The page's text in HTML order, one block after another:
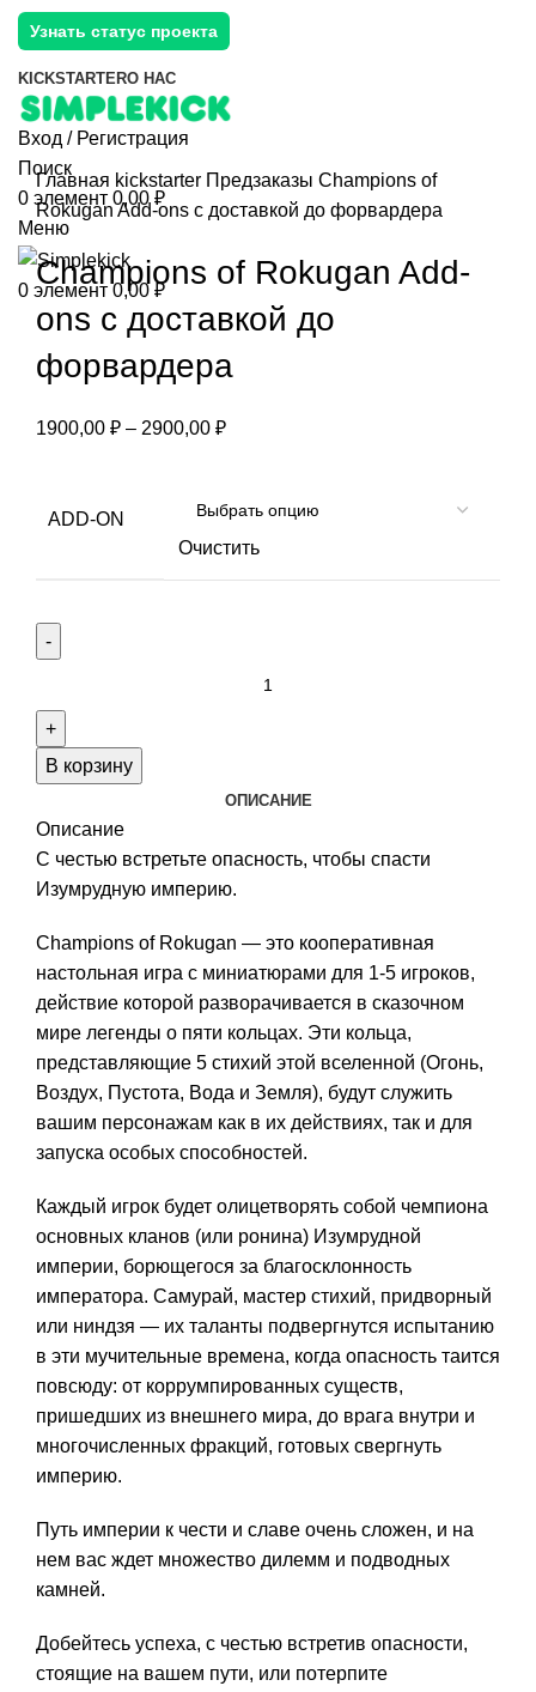
Узнать статус проекта
KICKSTARTERО НАС
Вход / Регистрация
Поиск
0 элемент 0,00₽
Меню
0 элемент 0,00₽
Главная kickstarter Предзаказы Champions of
Rokugan Add-ons с доставкой до форвардера
Champions of Rokugan Add-
ons с доставкой до
форвардера
1900,00 ₽ – 2900,00 ₽
ADD-ON
Очистить
Champions
of
Add-
ons
с
до
форвардера
В корзину
ОПИСАНИЕ
Описание
С честью встретьте опасность, чтобы спасти
Изумрудную империю.
Champions of Rokugan — это кооперативная
настольная игра с миниатюрами для 1-5 игроков,
действие которой разворачивается в сказочном
мире легенды о пяти кольцах. Эти кольца,
представляющие 5 стихий этой вселенной (Огонь,
Воздух, Пустота, Вода и Земля), будут служить
вашим персонажам как в их действиях, так и для
запуска особых способностей.
Каждый игрок будет олицетворять собой чемпиона
основных кланов (или ронина) Изумрудной
империи, борющегося за благосклонность
императора. Самурай, мастер стихий, придворный
или ниндзя — их таланты подвергнутся испытанию
в эти мучительные времена, когда опасность таится
повсюду: от коррумпированных существ,
пришедших из внешнего мира, до врага внутри и
многочисленных фракций, готовых свергнуть
империю.
Путь империи к чести и славе очень сложен, и на
нем вас ждет множество дилемм и подводных
камней.
Добейтесь успеха, с честью встретив опасности,
стоящие на вашем пути, или потерпите